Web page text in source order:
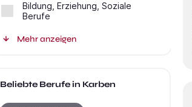
Bildung, Erziehung, Soziale
Berufe
Mehr anzeigen
Beliebte Berufein Karben